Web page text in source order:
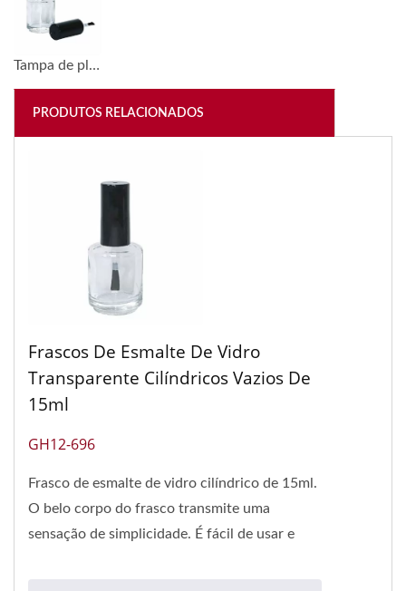
Tampa de plástico preta #12 e frasco de esmalte de 15ml
PRODUTOS RELACIONADOS
Frascos De Esmalte De Vidro
Transparente Cilíndricos Vazios De
15ml
GH12-696
Frasco de esmalte de vidro cilíndrico de 15ml.
O belo corpo do frasco transmite uma
sensação de simplicidade. É fácil de usar e